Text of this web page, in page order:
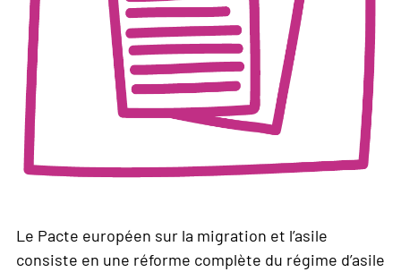
Le Pacte européen sur la migration et l’asile
consiste en une réforme complète du régime d’asile